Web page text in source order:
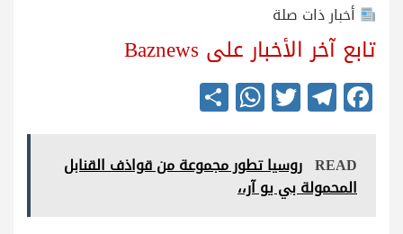
أخبار ذات صلة
تابع آخر الأخبار على Baznews
Fa
ce
bo
ok
Te
le
gr
a
m
T
wi
tte
r
W
ha
ts
A
re READ روسيا تطور مجموعة من قواذف القنابل
المحمولة بي يو آر،،